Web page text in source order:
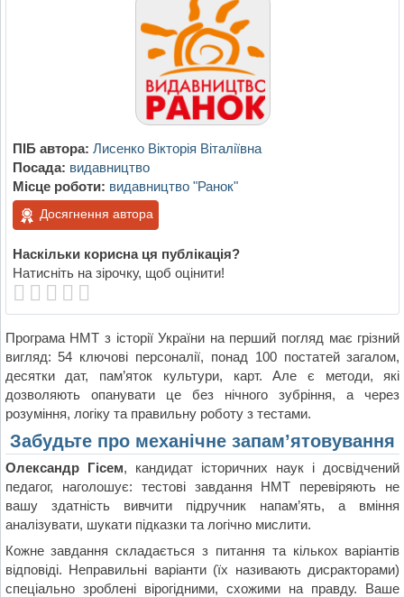
ПІБ автора: Лисенко Вікторія Віталіївна
Посада: видавництво
Місце роботи: видавництво "Ранок"
Досягнення автора
Наскільки корисна ця публікація?
Натисніть на зірочку, щоб оцінити!
Програма НМТ з історії України на перший погляд має грізний
вигляд: 54 ключові персоналії, понад 100 постатей загалом,
десятки дат, пам’яток культури, карт. Але є методи, які
дозволяють опанувати це без нічного зубріння, а через
розуміння, логіку та правильну роботу з тестами.
Забудьте про механічне запам’ятовування
Олександр Гісем, кандидат історичних наук і досвідчений
педагог, наголошує: тестові завдання НМТ перевіряють не
вашу здатність вивчити підручник напам’ять, а вміння
аналізувати, шукати підказки та логічно мислити.
Кожне завдання складається з питання та кількох варіантів
відповіді. Неправильні варіанти (їх називають дисракторами)
спеціально зроблені вірогідними, схожими на правду. Ваше